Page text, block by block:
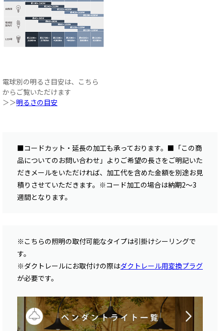
電球別の明るさ目安は、こちら
からご覧いただけます
＞＞明るさの目安
■コードカット・延長の加工も承っております。■「この商
品についてのお問い合わせ」よりご希望の長さをご明記いた
だきメールをいただければ、加工代を含めた金額を別途お見
積りさせていただきます。※コード加工の場合は納期2〜3
週間となります。
※こちらの照明の取付可能なタイプは引掛けシーリングで
す。
※ダクトレールにお取付けの際はダクトレール用変換プラグ
が必要です。